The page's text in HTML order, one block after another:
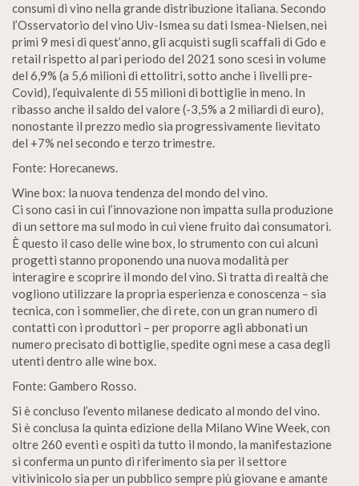
consumi di vino nella grande distribuzione italiana. Secondo
l’Osservatorio del vino Uiv-Ismea su dati Ismea-Nielsen, nei
primi 9 mesi di quest’anno, gli acquisti sugli scaffali di Gdo e
retail rispetto al pari periodo del 2021 sono scesi in volume
del 6,9% (a 5,6 milioni di ettolitri, sotto anche i livelli pre-
Covid), l’equivalente di 55 milioni di bottiglie in meno. In
ribasso anche il saldo del valore (-3,5% a 2 miliardi di euro),
nonostante il prezzo medio sia progressivamente lievitato
del +7% nel secondo e terzo trimestre.
Fonte: Horecanews.
Wine box: la nuova tendenza del mondo del vino.
Ci sono casi in cui l’innovazione non impatta sulla produzione
di un settore ma sul modo in cui viene fruito dai consumatori.
È questo il caso delle wine box, lo strumento con cui alcuni
progetti stanno proponendo una nuova modalità per
interagire e scoprire il mondo del vino. Si tratta di realtà che
vogliono utilizzare la propria esperienza e conoscenza – sia
tecnica, con i sommelier, che di rete, con un gran numero di
contatti con i produttori – per proporre agli abbonati un
numero precisato di bottiglie, spedite ogni mese a casa degli
utenti dentro alle wine box.
Fonte: Gambero Rosso.
Si è concluso l’evento milanese dedicato al mondo del vino.
Si è conclusa la quinta edizione della Milano Wine Week, con
oltre 260 eventi e ospiti da tutto il mondo, la manifestazione
si conferma un punto di riferimento sia per il settore
vitivinicolo sia per un pubblico sempre più giovane e amante